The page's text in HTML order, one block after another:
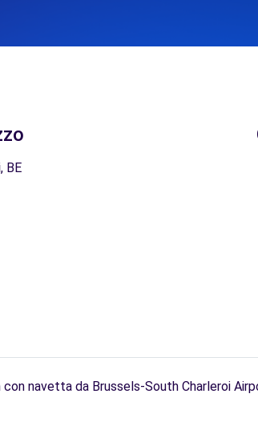
BE
con navetta da Brussels-South Charleroi